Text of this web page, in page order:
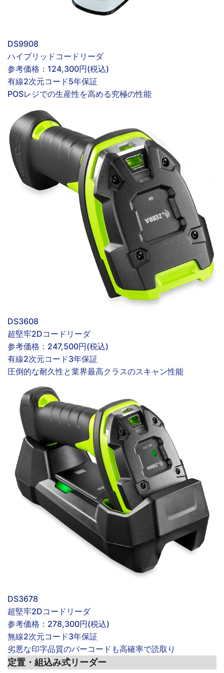
DS9908
ハイブリッドコードリーダ
参考価格： 124,300円(税込)
有線2次元コード5年保証
POSレジでの生産性を高める究極の性能
DS3608
超堅牢2Dコードリーダ
参考価格： 247,500円(税込)
有線2次元コード3年保証
圧倒的な耐久性と業界最高クラスのスキャン性能
DS3678
超堅牢2Dコードリーダ
参考価格： 278,300円(税込)
無線2次元コード3年保証
劣悪な印字品質のバーコードも高確率で読取り
定置・組込み式リーダー